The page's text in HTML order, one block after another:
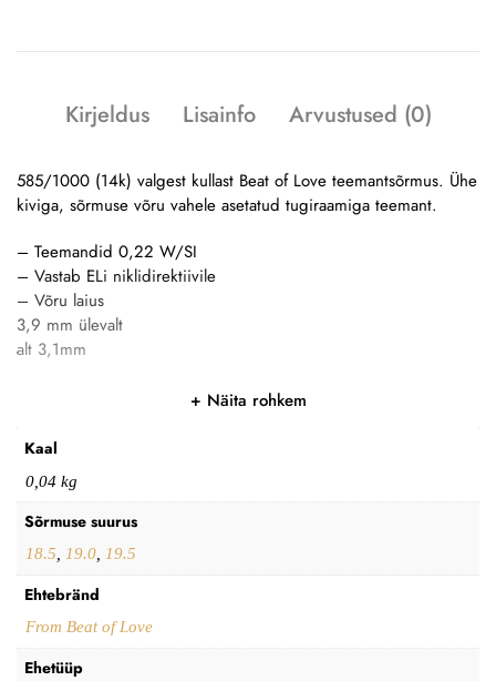
Kirjeldus Lisainfo Arvustused (0)
585/1000 (14k) valgest kullast Beat of Love teemantsõrmus. Ühe
kiviga, sõrmuse võru vahele asetatud tugiraamiga teemant.
– Teemandid 0,22 W/SI
– Vastab ELi niklidirektiivile
– Võru laius
3,9 mm ülevalt
alt 3,1mm
Näita rohkem
Kaal
0,04 kg
Sõrmuse suurus
18.5, 19.0, 19.5
Ehtebränd
From Beat of Love
Ehetüüp